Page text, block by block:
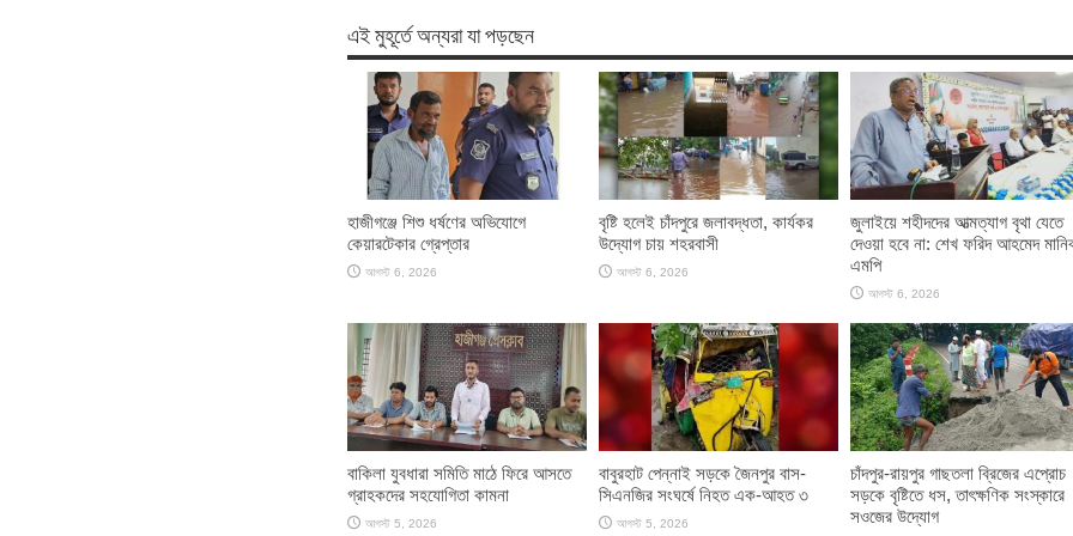
এই মুহূর্তে অন্যরা যা পড়ছেন
হাজীগঞ্জে শিশু ধর্ষণের অভিযোগে
কেয়ারটেকার গ্রেপ্তার
আগস্ট 6, 2026
বৃষ্টি হলেই চাঁদপুরে জলাবদ্ধতা, কার্যকর
উদ্যোগ চায় শহরবাসী
আগস্ট 6, 2026
জুলাইয়ে শহীদদের আত্মত্যাগ বৃথা যেতে
দেওয়া হবে না: শেখ ফরিদ আহমেদ
এমপি
আগস্ট 6, 2026
বাকিলা যুবধারা সমিতি মাঠে ফিরে আসতে
গ্রাহকদের সহযোগিতা কামনা
আগস্ট 5, 2026
বাবুরহাট পেন্নাই সড়কে জৈনপুর বাস-
সিএনজির সংঘর্ষে নিহত এক-আহত ৩
আগস্ট 5, 2026
চাঁদপুর-রায়পুর গাছতলা ব্রিজের এপ্রোচ
সড়কে বৃষ্টিতে ধস, তাৎক্ষণিক সংস্কারে
সওজের উদ্যোগ